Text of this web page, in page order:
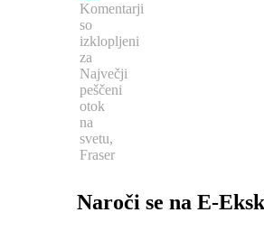
Komentarji
so
izklopljeni
za
Največji
peščeni
otok
na
svetu,
Fraser
Naroči se na E-